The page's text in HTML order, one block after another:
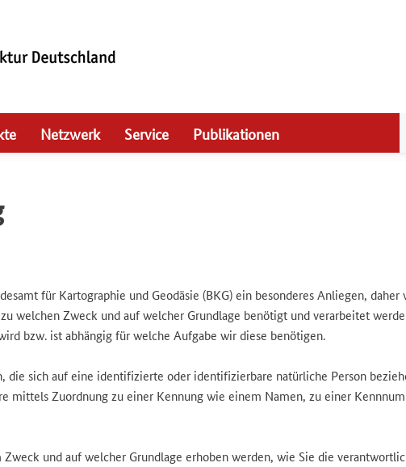
Netzwerk Service Publikationen
für Kartographie und Geodäsie (BKG) ein besonderes Anliegen,
welchen Zweck und auf welcher Grundlage benötigt und verarbeitet
bzw. ist abhängig für welche Aufgabe wir diese benötigen.
die sich auf eine identifizierte oder identifizierbare natürliche Person
mittels Zuordnung zu einer Kennung wie einem Namen, zu einer
und auf welcher Grundlage erhoben werden, wie Sie die